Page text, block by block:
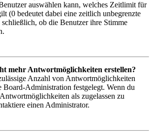
auswählen kann, welches Zeitlimit für
(0 bedeutet dabei eine zeitlich unbegrenzte
ob die Benutzer ihre Stimme
mehr Antwortmöglichkeiten erstellen?
Anzahl von Antwortmöglichkeiten
Board-Administration festgelegt. Wenn du
als zugelassen zu
einen Administrator.